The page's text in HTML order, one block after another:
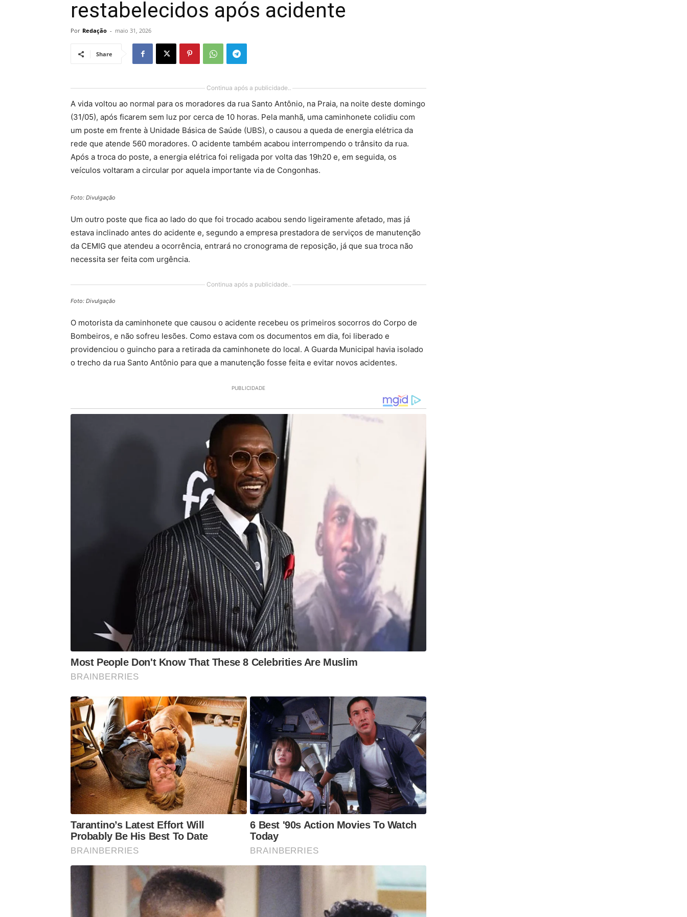
restabelecidos após acidente
Por Redação - maio 31, 2026
Share
Continua após a publicidade..
A vida voltou ao normal para os moradores da rua Santo Antônio, na Praia, na noite deste domingo
(31/05), após ficarem sem luz por cerca de 10 horas. Pela manhã, uma caminhonete colidiu com
um poste em frente à Unidade Básica de Saúde (UBS), o causou a queda de energia elétrica da
rede que atende 560 moradores. O acidente também acabou interrompendo o trânsito da rua.
Após a troca do poste, a energia elétrica foi religada por volta das 19h20 e, em seguida, os
veículos voltaram a circular por aquela importante via de Congonhas.
Foto: Divulgação
Um outro poste que fica ao lado do que foi trocado acabou sendo ligeiramente afetado, mas já
estava inclinado antes do acidente e, segundo a empresa prestadora de serviços de manutenção
da CEMIG que atendeu a ocorrência, entrará no cronograma de reposição, já que sua troca não
necessita ser feita com urgência.
Continua após a publicidade..
Foto: Divulgação
O motorista da caminhonete que causou o acidente recebeu os primeiros socorros do Corpo de
Bombeiros, e não sofreu lesões. Como estava com os documentos em dia, foi liberado e
providenciou o guincho para a retirada da caminhonete do local. A Guarda Municipal havia isolado
o trecho da rua Santo Antônio para que a manutenção fosse feita e evitar novos acidentes.
PUBLICIDADE